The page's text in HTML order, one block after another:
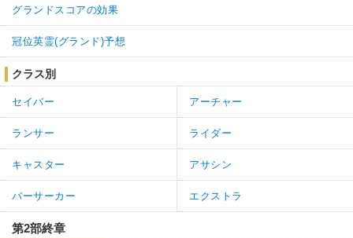
グランドスコアの効果
冠位英霊(グランド)予想
クラス別
セイバー アーチャー
ランサー ライダー
キャスター アサシン
バーサーカー エクストラ
第2部終章